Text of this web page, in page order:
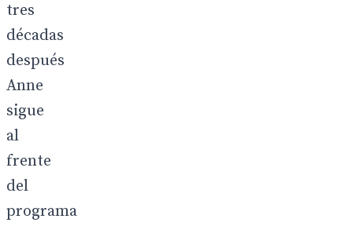
tres
décadas
después
Anne
sigue
al
frente
del
programa